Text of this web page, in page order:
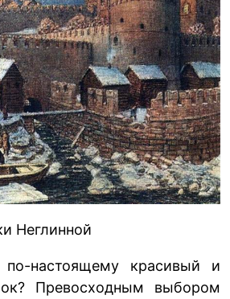
Неглинной
по-настоящему красивый и
Превосходным выбором